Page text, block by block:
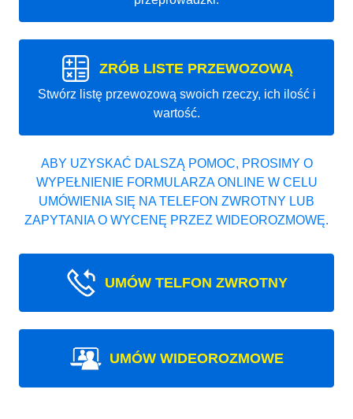
ZRÓB LISTE PRZEWOZOWĄ
Stwórz listę przewozową swoich rzeczy, ich ilość i
wartość.
ABY UZYSKAĆ DALSZĄ POMOC, PROSIMY O
WYPEŁNIENIE FORMULARZA ONLINE W CELU
UMÓWIENIA SIĘ NA TELEFON ZWROTNY LUB
ZAPYTANIA O WYCENĘ PRZEZ WIDEOROZMOWĘ.
UMÓW TELFON ZWROTNY
UMÓW WIDEOROZMOWE